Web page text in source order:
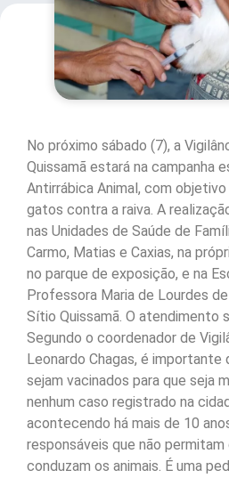
No próximo sábado (7), a
Quissamã estará na campanha
Antirrábica Animal, com
gatos contra a raiva. A
nas Unidades de Saúde de
Carmo, Matias e Caxias, na
no parque de exposição, e na
Professora Maria de Lourdes
Sítio Quissamã. O atendimento
Segundo o coordenador de
Leonardo Chagas, é importante
sejam vacinados para que seja
nenhum caso registrado na
acontecendo há mais de 10
responsáveis que não permitam
conduzam os animais. É uma